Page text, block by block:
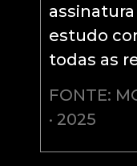
estudo
todas as
FONTE:
· 2025